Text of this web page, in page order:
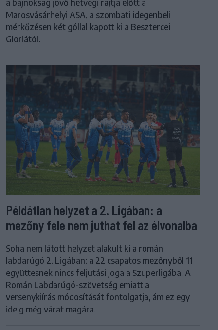
a bajnokság jövő hétvégi rajtja előtt a
Marosvásárhelyi ASA, a szombati idegenbeli
mérkőzésen két góllal kapott ki a Besztercei
Gloriától.
Példátlan helyzet a 2. Ligában: a
mezőny fele nem juthat fel az élvonalba
Soha nem látott helyzet alakult ki a román
labdarúgó 2. Ligában: a 22 csapatos mezőnyből 11
együttesnek nincs feljutási joga a Szuperligába. A
Román Labdarúgó-szövetség emiatt a
versenykiírás módosítását fontolgatja, ám ez egy
ideig még várat magára.